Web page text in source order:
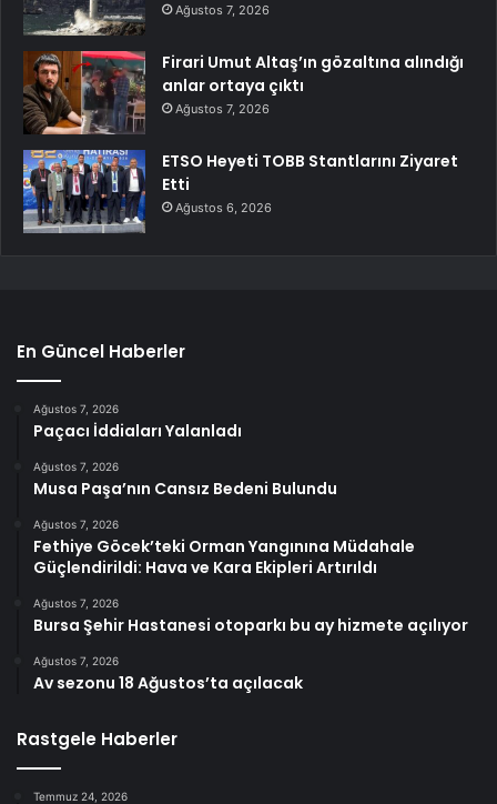
Ağustos 7, 2026
Firari Umut Altaş’ın gözaltına alındığı
anlar ortaya çıktı
Ağustos 7, 2026
ETSO Heyeti TOBB Stantlarını Ziyaret
Etti
Ağustos 6, 2026
En Güncel Haberler
Ağustos 7, 2026
Paçacı İddiaları Yalanladı
Ağustos 7, 2026
Musa Paşa’nın Cansız Bedeni Bulundu
Ağustos 7, 2026
Fethiye Göcek’teki Orman Yangınına Müdahale
Güçlendirildi: Hava ve Kara Ekipleri Artırıldı
Ağustos 7, 2026
Bursa Şehir Hastanesi otoparkı bu ay hizmete açılıyor
Ağustos 7, 2026
Av sezonu 18 Ağustos’ta açılacak
Rastgele Haberler
Temmuz 24, 2026